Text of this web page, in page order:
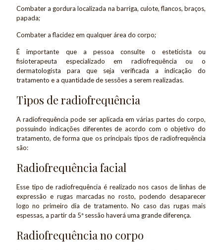
Combater a gordura localizada na barriga, culote, flancos, braços,
papada;
Combater a flacidez em qualquer área do corpo;
É importante que a pessoa consulte o esteticista ou
fisioterapeuta especializado em radiofrequência ou o
dermatologista para que seja verificada a indicação do
tratamento e a quantidade de sessões a serem realizadas.
Tipos de radiofrequência
A radiofrequência pode ser aplicada em várias partes do corpo,
possuindo indicações diferentes de acordo com o objetivo do
tratamento, de forma que os principais tipos de radiofrequência
são:
Radiofrequência facial
Esse tipo de radiofrequência é realizado nos casos de linhas de
expressão e rugas marcadas no rosto, podendo desaparecer
logo no primeiro dia de tratamento. No caso das rugas mais
espessas, a partir da 5ª sessão haverá uma grande diferença.
Radiofrequência no corpo